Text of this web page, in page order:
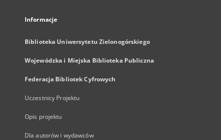
Informacje
Biblioteka Uniwersytetu Zielonogórskiego
Wojewódzka i Miejska Biblioteka Publiczna
Federacja Bibliotek Cyfrowych
Uczestnicy Projektu
Opis projektu
Dla autorów i wydawców